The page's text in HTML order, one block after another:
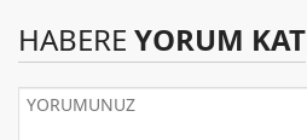
HABERE YORUM KAT